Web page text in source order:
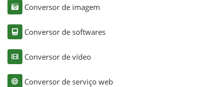
Conversor de imagem
Conversor de softwares
Conversor de vídeo
Conversor de serviço web